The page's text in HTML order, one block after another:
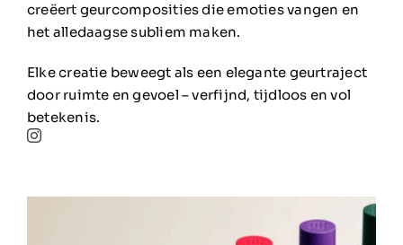
creëert geurcomposities die emoties vangen en
het alledaagse subliem maken.
Elke creatie beweegt als een elegante geurtraject
door ruimte en gevoel – verfijnd, tijdloos en vol
betekenis.